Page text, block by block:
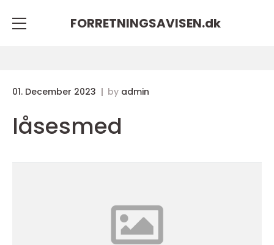
FORRETNINGSAVISEN.dk
01. December 2023 by admin
låsesmed